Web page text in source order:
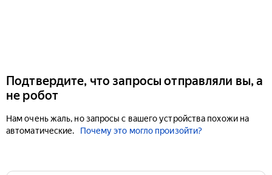
Подтвердите, что запросы отправляли вы, а
не робот
Нам очень жаль, но запросы с вашего устройства похожи на
автоматические.
Почему это могло произойти?